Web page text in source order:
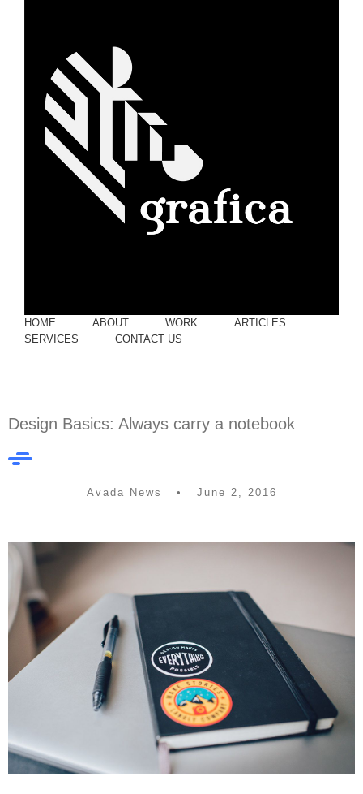
HOME ABOUT WORK
ARTICLES
SERVICES
CONTACT US
Design Basics: Always carry a notebook
Avada News • June 2, 2016